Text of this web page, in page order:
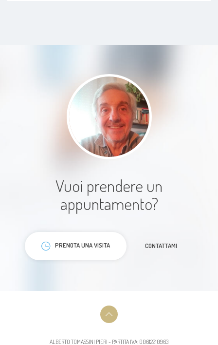
cura che mi ha consigliato e tra tre
settimane ci rincontreremo. per
ora positivo
Paziente
alla mia problematica, trasmette
molta calma . Consiglio a chi ha
bisogno .
Vuoi prendere un
appuntamento?
PRENOTA UNA VISITA CONTATTAMI
ALBERTO TOMASSINI PIERI - PARTITA IVA: 00612210963